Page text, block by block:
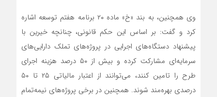
وی همچنین، به بند «خ» ماده ۲۰ برنامه هفتم توسعه اشاره
کرد و گفت: بر اساس این حکم قانونی، چنانچه خیرین با
پیشنهاد دستگاه‌های اجرایی در پروژه‌های تملک دارایی‌های
سرمایه‌ای مشارکت کرده و بیش از ۵۰ درصد هزینه اجرای
طرح را تامین کنند، می‌توانند از اعتبار مالیاتی ۲۵ تا ۵۰
درصدی بهره‌مند شوند. همچنین در برخی پروژه‌های نیمه‌تمام